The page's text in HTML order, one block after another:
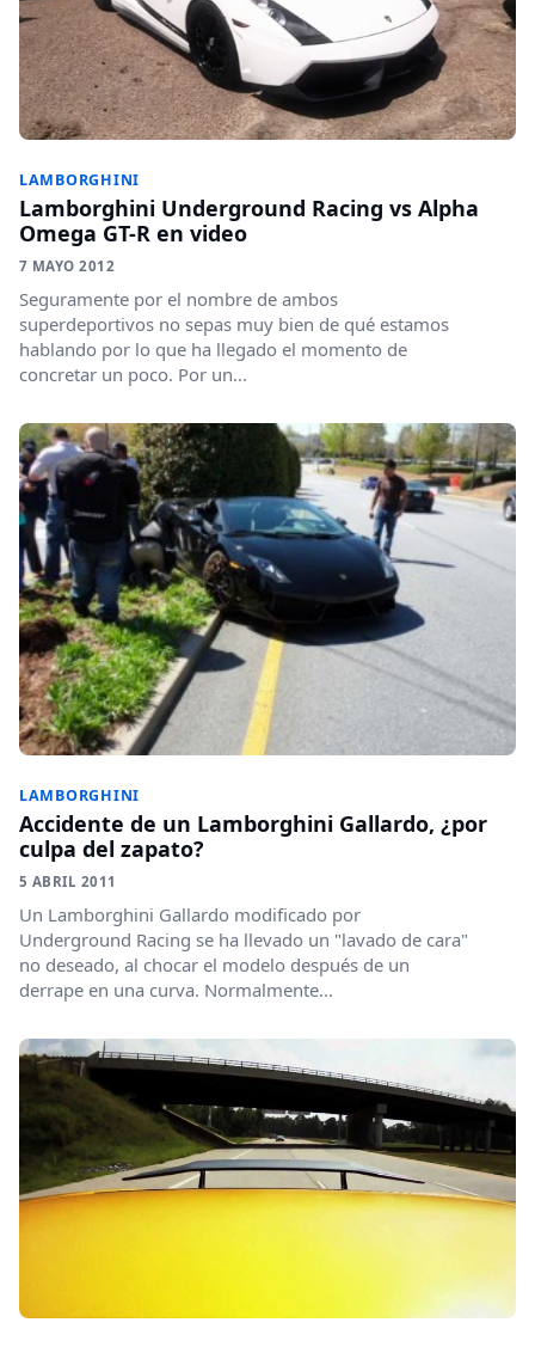
LAMBORGHINI
Lamborghini Underground Racing vs Alpha
Omega GT-R en video
7 MAYO 2012
Seguramente por el nombre de ambos
superdeportivos no sepas muy bien de qué estamos
hablando por lo que ha llegado el momento de
concretar un poco. Por un...
LAMBORGHINI
Accidente de un Lamborghini Gallardo, ¿por
culpa del zapato?
5 ABRIL 2011
Un Lamborghini Gallardo modificado por
Underground Racing se ha llevado un "lavado de cara"
no deseado, al chocar el modelo después de un
derrape en una curva. Normalmente...